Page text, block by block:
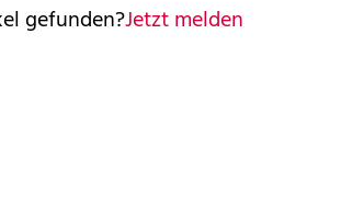
gefunden?Jetzt melden